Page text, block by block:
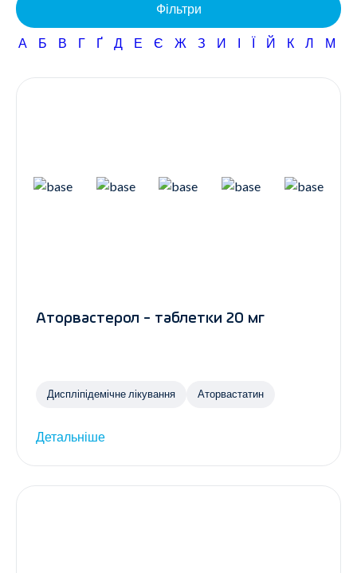
Кар'єра Фільтри
А Б В Г Ґ Д Е Є Ж З И І Ї Й К Л М
Аторвастерол - таблетки 20 мг
Диспліпідемічне лікування Аторвастатин
Детальніше